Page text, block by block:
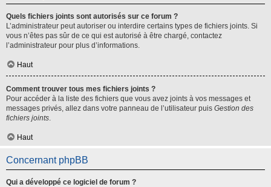
Quels fichiers joints sont autorisés sur ce forum ?
L’administrateur peut autoriser ou interdire certains types de fichiers joints. Si
vous n’êtes pas sûr de ce qui est autorisé à être chargé, contactez
l’administrateur pour plus d’informations.
Haut
Comment trouver tous mes fichiers joints ?
Pour accéder à la liste des fichiers que vous avez joints à vos messages et
messages privés, allez dans votre panneau de l’utilisateur puis Gestion des
fichiers joints.
Haut
Concernant phpBB
Qui a développé ce logiciel de forum ?